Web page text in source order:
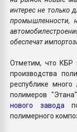
интерес не только
промышленности,
обеспечат
Отметим, что КБР
производства
республике много
полимеров
нового завода
полимерного